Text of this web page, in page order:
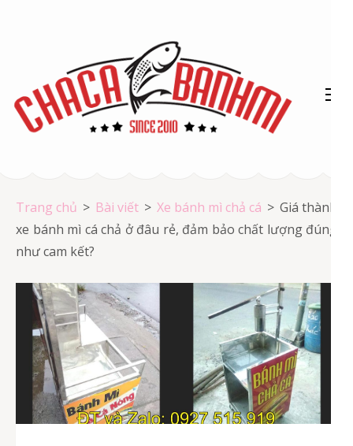
nội
dung
Trang chủ > Bài viết > Xe bánh mì chả cá > Giá thành
xe bánh mì cá chả ở đâu rẻ, đảm bảo chất lượng đúng
như cam kết?